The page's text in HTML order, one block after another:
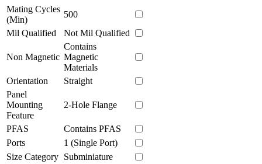
Mating Cycles
(Min)
500
Mil Qualified
Not Mil Qualified
Non Magnetic
Contains
Magnetic
Materials
Orientation
Straight
Panel
Mounting
Feature
2-Hole Flange
PFAS
Contains PFAS
Ports
1 (Single Port)
Size Category Subminiature